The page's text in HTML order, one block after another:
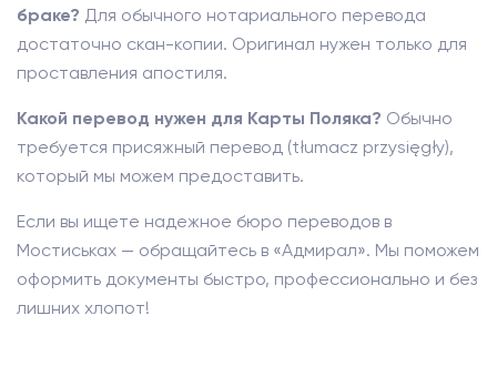
браке? Для обычного нотариального перевода
достаточно скан-копии. Оригинал нужен только для
проставления апостиля.
Какой перевод нужен для Карты Поляка? Обычно
требуется присяжный перевод (tłumacz przysięgły),
который мы можем предоставить.
Если вы ищете надежное бюро переводов в
Мостиськах — обращайтесь в «Адмирал». Мы поможем
оформить документы быстро, профессионально и без
лишних хлопот!